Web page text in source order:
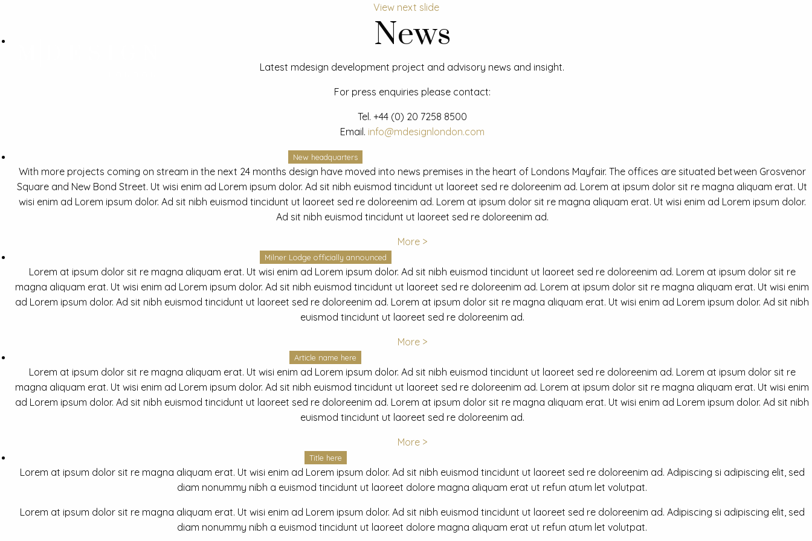
View next slide
News
Latest mdesign development project and advisory news and insight.
For press enquiries please contact:
Tel. +44 (0) 20 7258 8500
Email. info@mdesignlondon.com
New headquarters
With more projects coming on stream in the next 24 months design have moved into news premises in the heart of Londons Mayfair. The offices are situated between Grosvenor
Square and New Bond Street. Ut wisi enim ad Lorem ipsum dolor. Ad sit nibh euismod tincidunt ut laoreet sed re doloreenim ad. Lorem at ipsum dolor sit re magna aliquam erat. Ut
wisi enim ad Lorem ipsum dolor. Ad sit nibh euismod tincidunt ut laoreet sed re doloreenim ad. Lorem at ipsum dolor sit re magna aliquam erat. Ut wisi enim ad Lorem ipsum dolor.
Ad sit nibh euismod tincidunt ut laoreet sed re doloreenim ad.
More >
Milner Lodge officially announced
Lorem at ipsum dolor sit re magna aliquam erat. Ut wisi enim ad Lorem ipsum dolor. Ad sit nibh euismod tincidunt ut laoreet sed re doloreenim ad. Lorem at ipsum dolor sit re
magna aliquam erat. Ut wisi enim ad Lorem ipsum dolor. Ad sit nibh euismod tincidunt ut laoreet sed re doloreenim ad. Lorem at ipsum dolor sit re magna aliquam erat. Ut wisi enim
ad Lorem ipsum dolor. Ad sit nibh euismod tincidunt ut laoreet sed re doloreenim ad. Lorem at ipsum dolor sit re magna aliquam erat. Ut wisi enim ad Lorem ipsum dolor. Ad sit nibh
euismod tincidunt ut laoreet sed re doloreenim ad.
More >
Article name here
Lorem at ipsum dolor sit re magna aliquam erat. Ut wisi enim ad Lorem ipsum dolor. Ad sit nibh euismod tincidunt ut laoreet sed re doloreenim ad. Lorem at ipsum dolor sit re
magna aliquam erat. Ut wisi enim ad Lorem ipsum dolor. Ad sit nibh euismod tincidunt ut laoreet sed re doloreenim ad. Lorem at ipsum dolor sit re magna aliquam erat. Ut wisi enim
ad Lorem ipsum dolor. Ad sit nibh euismod tincidunt ut laoreet sed re doloreenim ad. Lorem at ipsum dolor sit re magna aliquam erat. Ut wisi enim ad Lorem ipsum dolor. Ad sit nibh
euismod tincidunt ut laoreet sed re doloreenim ad.
More >
Title here
Lorem at ipsum dolor sit re magna aliquam erat. Ut wisi enim ad Lorem ipsum dolor. Ad sit nibh euismod tincidunt ut laoreet sed re doloreenim ad. Adipiscing si adipiscing elit, sed
diam nonummy nibh a euismod tincidunt ut laoreet dolore magna aliquam erat ut refun atum let volutpat.
Lorem at ipsum dolor sit re magna aliquam erat. Ut wisi enim ad Lorem ipsum dolor. Ad sit nibh euismod tincidunt ut laoreet sed re doloreenim ad. Adipiscing si adipiscing elit, sed
diam nonummy nibh a euismod tincidunt ut laoreet dolore magna aliquam erat ut refun atum let volutpat.